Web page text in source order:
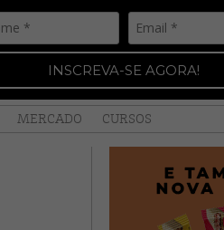
INSCREVA-SE AGORA!
MERCADO CURSOS